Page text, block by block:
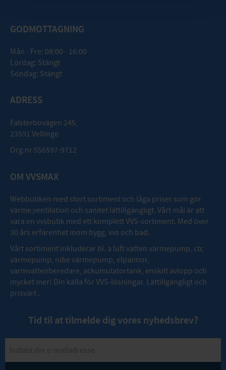
GODMOTTAGNING
Mån - Fre: 08:00 - 16:00
Lördag: Stängt
Söndag: Stängt
ADRESS
Falsterbovägen 245,
23591 Vellinge
Org.nr 556597-9712
OM VVSMAX
Webbutiken med stort sortiment och låga priser som gör
värme,ventilation och sanitet lättillgängligt. Vårt mål är att
vara en vvsbutik med ett komplett VVS-sortiment. Med över
30 års erfarenhet inom bygg, vvs och bad.
Vårt sortiment inkluderar bl. a luft vatten värmepump, ctc
värmepump, nibe värmepump, elpannor,
varmvattenberedare, ackumulatortank, enskilt avlopp och
mycket mer! Din källa för VVS-lösningar. Lättillgängligt och
prisvärt .
Tid til at tilmelde dig vores nyhedsbrev?